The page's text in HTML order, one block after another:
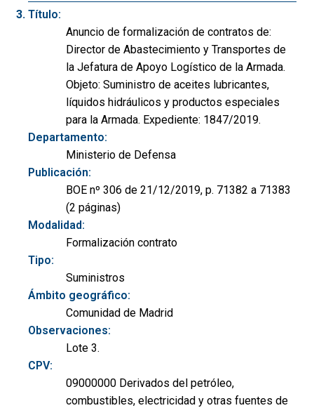
Título:
Anuncio de formalización de contratos de:
Director de Abastecimiento y Transportes de
la Jefatura de Apoyo Logístico de la Armada.
Objeto: Suministro de aceites lubricantes,
líquidos hidráulicos y productos especiales
para la Armada. Expediente: 1847/2019.
Departamento:
Ministerio de Defensa
Publicación:
BOE nº 306 de 21/12/2019, p. 71382 a 71383
(2 páginas)
Modalidad:
Formalización contrato
Tipo:
Suministros
Ámbito geográfico:
Comunidad de Madrid
Observaciones:
Lote 3.
CPV:
09000000 Derivados del petróleo,
combustibles, electricidad y otras fuentes de